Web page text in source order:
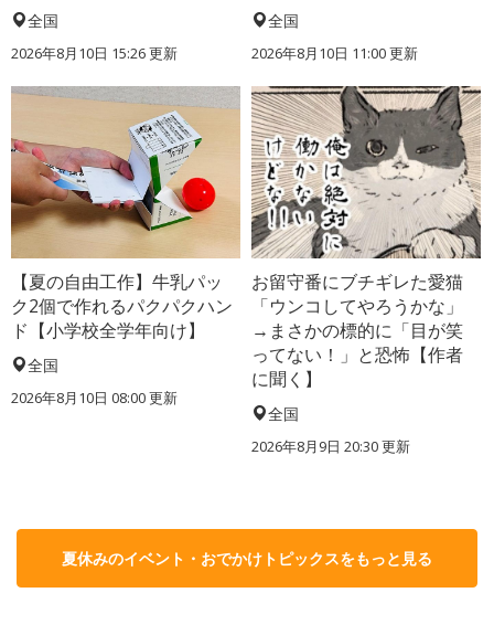
全国
2026年8月10日 15:26更新
全国
2026年8月10日 11:00更新
【夏の自由工作】牛乳パッ
ク2個で作れるパクパクハン
ド【小学校全学年向け】
全国
2026年8月10日 08:00更新
お留守番にブチギレた愛猫
「ウンコしてやろうかな」
→まさかの標的に「目が笑
ってない！」と恐怖【作者
に聞く】
全国
2026年8月9日 20:30更新
夏休みのイベント・おでかけトピックスをもっと見る